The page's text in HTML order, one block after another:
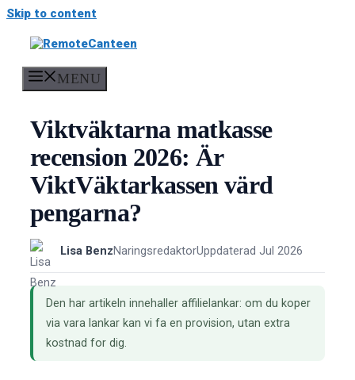
Skip to content
MENU
Viktväktarna matkasse
recension 2026: Är
ViktVäktarkassen värd
pengarna?
Lisa BenzNaringsredaktorUppdaterad Jul 2026
Den har artikeln innehaller affilielankar: om du koper
via vara lankar kan vi fa en provision, utan extra
kostnad for dig.